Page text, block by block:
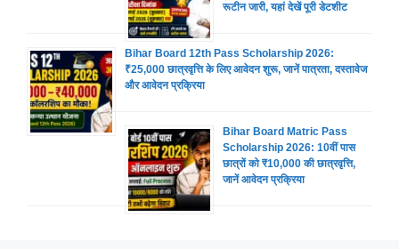
रूटीन जारी, यहां देखें पूरी डेटशीट
Bihar Board 12th Pass Scholarship 2026:
₹25,000 छात्रवृत्ति के लिए आवेदन शुरू, जानें पात्रता, दस्तावेज
और आवेदन प्रक्रिया
Bihar Board Matric Pass
Scholarship 2026: 10वीं पास
छात्रों को ₹10,000 की छात्रवृत्ति,
जानें आवेदन प्रक्रिया